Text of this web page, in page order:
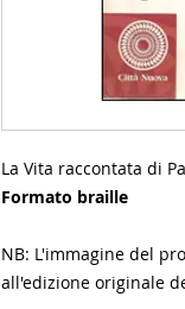
La Vita raccontata di
Formato braille
NB: L'immagine del
all'edizione originale